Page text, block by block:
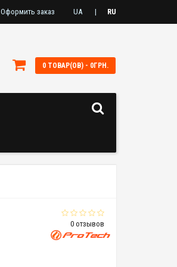
Оформить заказ UA | RU
0 ТОВАР(ОВ) - 0ГРН.
0 отзывов